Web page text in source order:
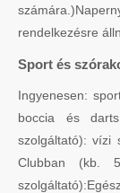
rendelkezésre
Sport és
Ingyenesen:
boccia és
szolgáltató): vízi
Clubban (kb.